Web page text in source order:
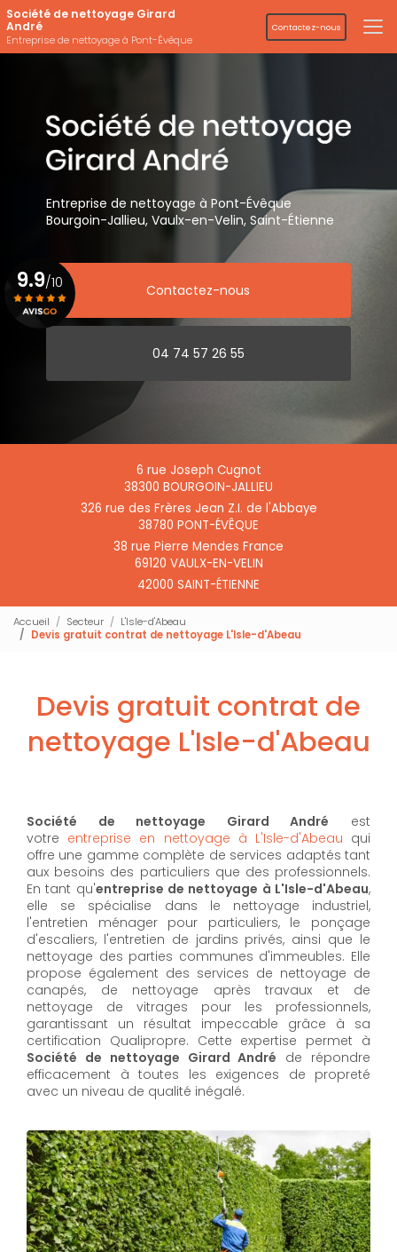
Aller
au
contenu
principal
Société de nettoyage Girard
André
Entreprise de nettoyage à Pont-Évêque
Contactez-nous
Entreprise de nettoyage à Pont-Évêque
Bourgoin-Jallieu, Vaulx-en-Velin, Saint-Étienne
Contactez-nous
04 74 57 26 55
6 rue Joseph Cugnot
38300 BOURGOIN-JALLIEU
326 rue des Frères Jean Z.I. de l'Abbaye
38780 PONT-ÉVÊQUE
38 rue Pierre Mendes France
69120 VAULX-EN-VELIN
42000 SAINT-ÉTIENNE
9.9/10
Accueil Secteur
L'Isle-d'Abeau
Devis gratuit contrat de nettoyage L'Isle-d'Abeau
Devis gratuit contrat de
nettoyage L'Isle-d'Abeau
Société de nettoyage Girard André est
votre entreprise en nettoyage à L'Isle-d'Abeau qui
offre une gamme complète de services adaptés tant
aux besoins des particuliers que des professionnels.
En tant qu'entreprise de nettoyage à L'Isle-d'Abeau,
elle se spécialise dans le nettoyage industriel,
l'entretien ménager pour particuliers, le ponçage
d'escaliers, l'entretien de jardins privés, ainsi que le
nettoyage des parties communes d'immeubles. Elle
propose également des services de nettoyage de
canapés, de nettoyage après travaux et de
nettoyage de vitrages pour les professionnels,
garantissant un résultat impeccable grâce à sa
certification Qualipropre. Cette expertise permet à
Société de nettoyage Girard André de répondre
efficacement à toutes les exigences de propreté
avec un niveau de qualité inégalé.